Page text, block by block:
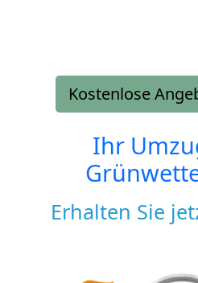
Kostenlose
Ihr
Erhalten Sie